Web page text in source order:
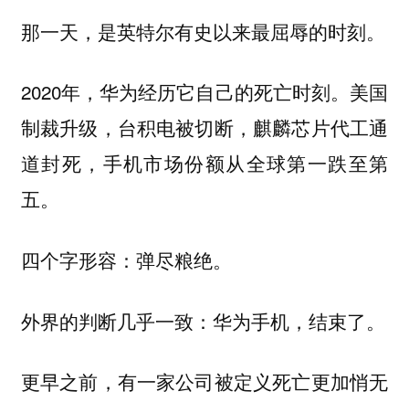
那一天，是英特尔有史以来最屈辱的时刻。
2020年，华为经历它自己的死亡时刻。美国
制裁升级，台积电被切断，麒麟芯片代工通
道封死，手机市场份额从全球第一跌至第
五。
四个字形容：弹尽粮绝。
外界的判断几乎一致：华为手机，结束了。
更早之前，有一家公司被定义死亡更加悄无